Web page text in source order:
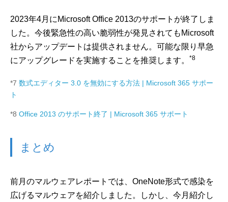
2023年4月にMicrosoft Office 2013のサポートが終了しま
した。今後緊急性の高い脆弱性が発見されてもMicrosoft
社からアップデートは提供されません。可能な限り早急
にアップグレードを実施することを推奨します。
*8
*7 数式エディター 3.0 を無効にする方法 | Microsoft 365 サポー
ト
*8 Office 2013 のサポート終了 | Microsoft 365 サポート
まとめ
前月のマルウェアレポートでは、OneNote形式で感染を
広げるマルウェアを紹介しました。しかし、今月紹介し